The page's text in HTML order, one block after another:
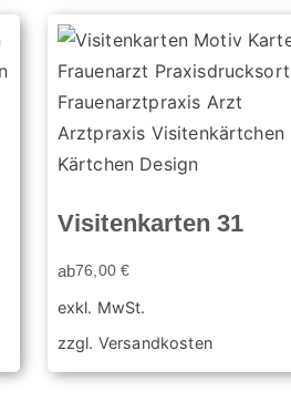
Visitenkarten 31
ab76,00€
exkl. MwSt.
zzgl. Versandkosten